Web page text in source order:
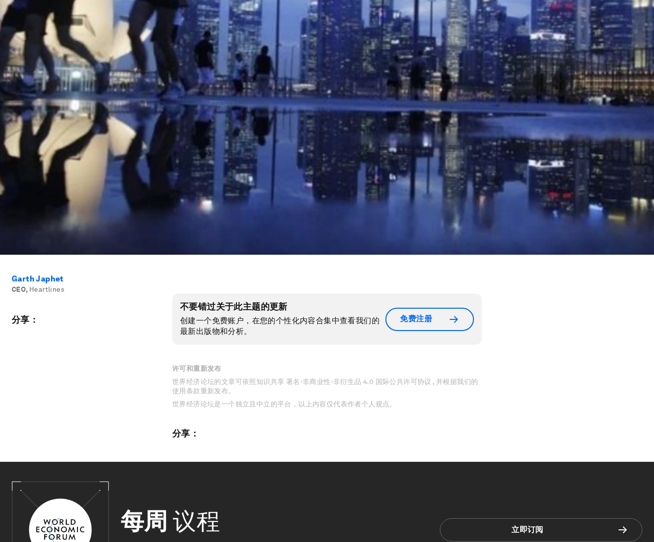
Garth Japhet
CEO, Heartlines
分享：
不要错过关于此主题的更新
创建一个免费账户，在您的个性化内容合集中查看我们的
最新出版物和分析。
免费注册
许可和重新发布
世界经济论坛的文章可依照知识共享 署名-非商业性-非衍生品 4.0 国际公共许可协议 , 并根据我们的
使用条款重新发布。
世界经济论坛是一个独立且中立的平台，以上内容仅代表作者个人观点。
分享：
每周 议程 立即订阅